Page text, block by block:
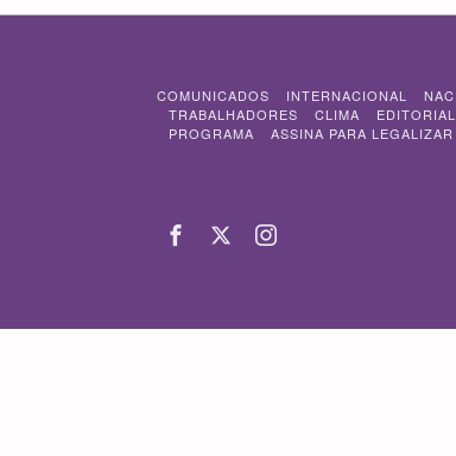
COMUNICADOS INTERNACIONAL
TRABALHADORES
CLIMA EDITORIAL
PROGRAMA
ASSINA PARA LEGALIZAR